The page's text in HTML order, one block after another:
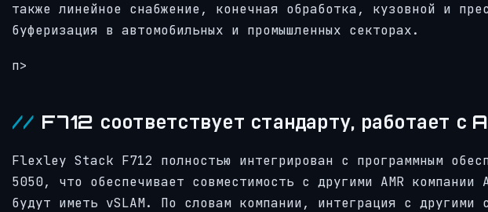
также линейное снабжение, конечная обработка, кузовной и
буферизация в автомобильных и промышленных секторах.
п>
F712 соответствует стандарту, работает с
Flexley Stack F712 полностью интегрирован с программным
5050, что обеспечивает совместимость с другими AMR
будут иметь vSLAM. По словам компании, интеграция с другими